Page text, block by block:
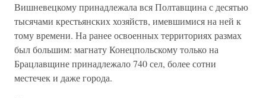
Вишневецкому принадлежала вся Полтавщина с десятью
тысячами крестьянских хозяйств, имевшимися на ней к
тому времени. На ранее освоенных территориях размах
был большим: магнату Конецпольскому только на
Брацлавщине принадлежало 740 сел, более сотни
местечек и даже города.